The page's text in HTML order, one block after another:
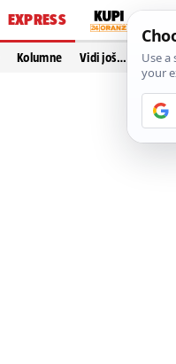
EXPRESS
Kolumne Vidi još…